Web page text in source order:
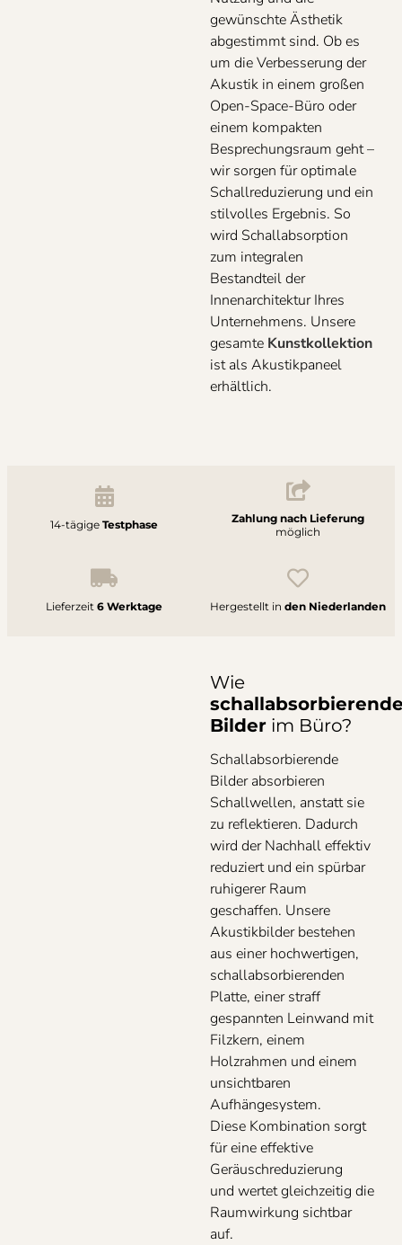
gewünschte Ästhetik
abgestimmt sind. Ob es
um die Verbesserung der
Akustik in einem großen
Open-Space-Büro oder
einem kompakten
Besprechungsraum geht –
wir sorgen für optimale
Schallreduzierung und ein
stilvolles Ergebnis. So
wird Schallabsorption
zum integralen
Bestandteil der
Innenarchitektur Ihres
Unternehmens. Unsere
gesamte Kunstkollektion
ist als Akustikpaneel
erhältlich.
14-tägige Testphase
Zahlung nach Lieferung
möglich
Lieferzeit 6 Werktage Hergestellt in den Niederlanden
Wie
Bilder im Büro?
Schallabsorbierende
Bilder absorbieren
Schallwellen, anstatt sie
zu reflektieren. Dadurch
wird der Nachhall effektiv
reduziert und ein spürbar
ruhigerer Raum
geschaffen. Unsere
Akustikbilder bestehen
aus einer hochwertigen,
schallabsorbierenden
Platte, einer straff
gespannten Leinwand mit
Filzkern, einem
Holzrahmen und einem
unsichtbaren
Aufhängesystem.
Diese Kombination sorgt
für eine effektive
Geräuschreduzierung
undwertet gleichzeitig die
Raumwirkung sichtbar
auf.